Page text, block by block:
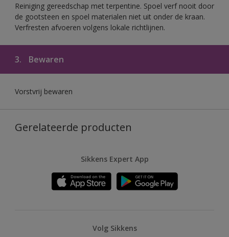
Reiniging gereedschap met terpentine. Spoel verf nooit door
de gootsteen en spoel materialen niet uit onder de kraan.
Verfresten afvoeren volgens lokale richtlijnen.
3. Bewaren
Vorstvrij bewaren
Gerelateerde producten
Sikkens Expert App
Volg Sikkens